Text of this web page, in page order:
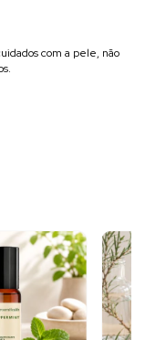
com a pele, não